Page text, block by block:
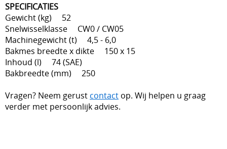
SPECIFICATIES
Gewicht (kg) 52
Snelwisselklasse CW0 / CW05
Machinegewicht (t) 4,5 - 6,0
Bakmes breedte x dikte 150 x 15
Inhoud (l) 74 (SAE)
Bakbreedte (mm) 250
Vragen? Neem gerust contact op. Wij helpen u graag
verder met persoonlijk advies.